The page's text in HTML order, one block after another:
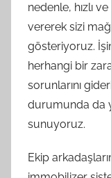
nedenle, hızlı
vererek sizi
gösteriyoruz.
herhangi bir
sorunlarını
durumunda da
sunuyoruz.
Ekip